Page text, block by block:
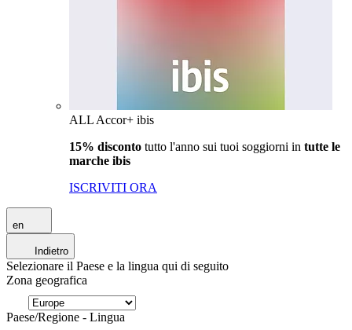
ALL Accor+ ibis
15% disconto tutto l'anno sui tuoi soggiorni in tutte le
marche ibis
ISCRIVITI ORA
en
Indietro
Selezionare il Paese e la lingua qui di seguito
Zona geografica
Paese/Regione - Lingua